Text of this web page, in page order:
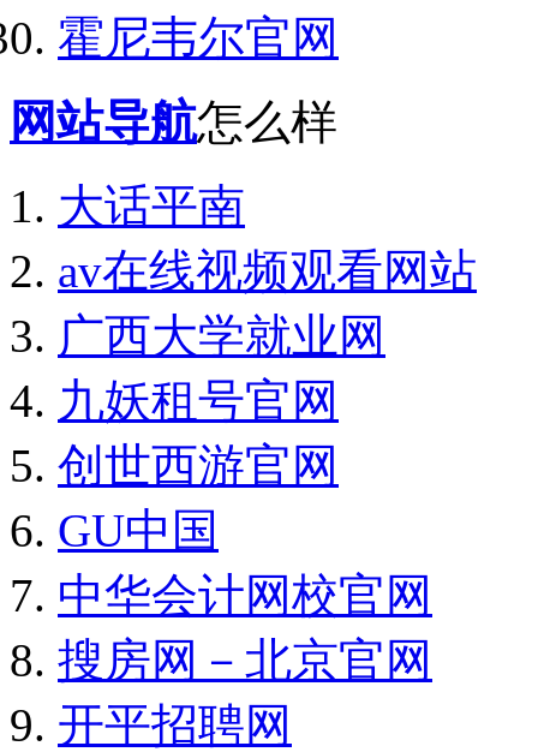
霍尼韦尔官网
网站导航怎么样
大话平南
av在线视频观看网站
广西大学就业网
九妖租号官网
创世西游官网
GU中国
中华会计网校官网
搜房网－北京官网
开平招聘网